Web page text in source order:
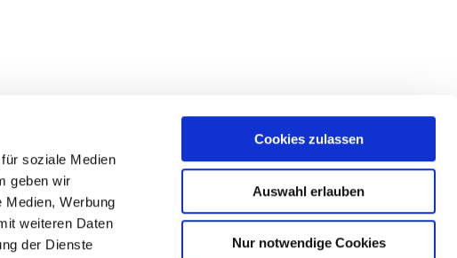
soziale Medien
geben wir
Medien, Werbung
weiteren Daten
der Dienste
Cookies zulassen
Auswahl erlauben
Nur notwendige Cookies